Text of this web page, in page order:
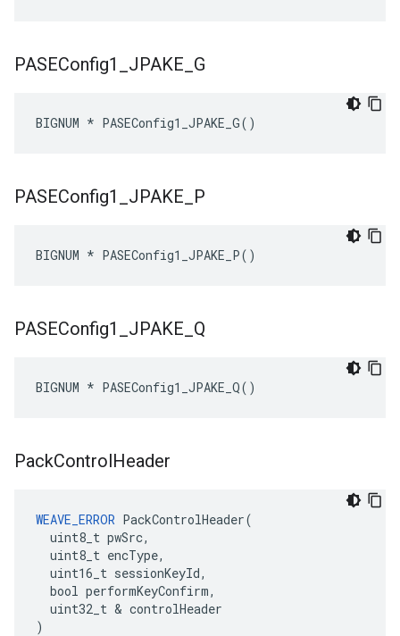
PASEConfig1 JPAKE G
BIGNUM * PASEConfig1_JPAKE_G()
PASEConfig1 JPAKE P
BIGNUM * PASEConfig1_JPAKE_P()
PASEConfig1 JPAKE Q
BIGNUM * PASEConfig1_JPAKE_Q()
PackControlHeader
WEAVE_ERROR PackControlHeader(
  uint8_t pwSrc,
  uint8_t encType,
  uint16_t sessionKeyId,
  bool performKeyConfirm,
  uint32_t & controlHeader
)